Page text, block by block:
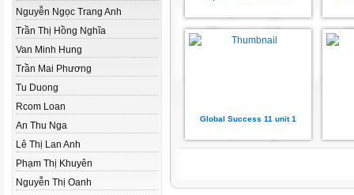
Nguyễn Ngọc Trang Anh
Trần Thị Hồng Nghĩa
Van Minh Hung
Trần Mai Phương
Tu Duong
Rcom Loan
An Thu Nga
Lê Thị Lan Anh
Phạm Thị Khuyên
Nguyễn Thị Oanh
Global Success 11 unit 1